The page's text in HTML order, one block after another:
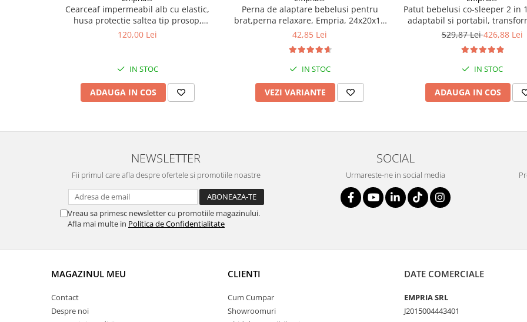
Cearceaf impermeabil alb cu elastic,
husa protectie saltea tip prosop,
160x200x40 cm
120,00 Lei
IN STOC
ADAUGA IN COS
Perna de alaptare bebelusi pentru
brat,perna relaxare, Empria, 24x20x10
cm, Diverse modele
42,85 Lei
IN STOC
VEZI VARIANTE
Patut bebelusi co-sleeper 2 in
adaptabil si portabil,
bariera pat copii, dimensiune
cm, reglabil pe inaltime,
529,87 Lei426,88 Lei
IN STOC
ADAUGA IN COS
NEWSLETTER
Fii primul care afla despre ofertele si promotiile noastre
Vreau sa primesc newsletter cu promotiile magazinului.
Afla mai multe in Politica de Confidentialitate
SOCIAL
Urmareste-ne in social media
MAGAZINUL MEU
Contact
Despre noi
CLIENTI
Cum Cumpar
Showroomuri
DATE COMERCIALE
EMPRIA SRL
J2015004443401